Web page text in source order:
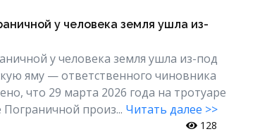
у человека земля ушла из-
у человека земля ушла из-под
яму — ответственного чиновника
что 29 марта 2026 года на тротуаре
произ... Читать далее >>
128